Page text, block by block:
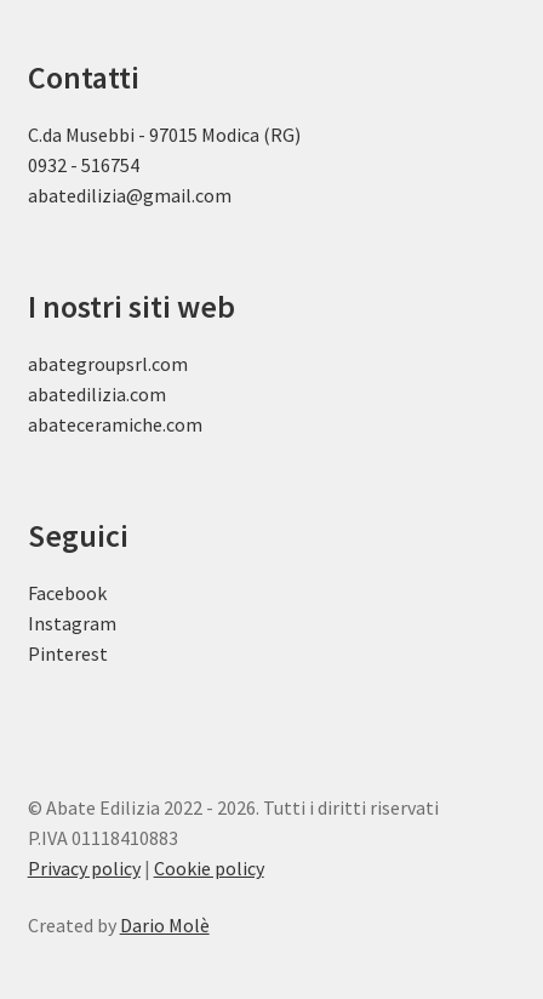
Contatti
C.da Musebbi - 97015 Modica (RG)
0932 - 516754
abatedilizia@gmail.com
I nostri siti web
abategroupsrl.com
abatedilizia.com
abateceramiche.com
Seguici
Facebook
Instagram
Pinterest
© Abate Edilizia 2022 - 2026. Tutti i diritti riservati
P.IVA 01118410883
Privacy policy| Cookie policy
Created by Dario Molè